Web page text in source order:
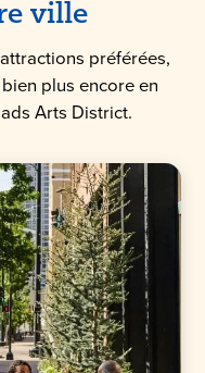
ville
préférées,
plus encore en
Arts District.